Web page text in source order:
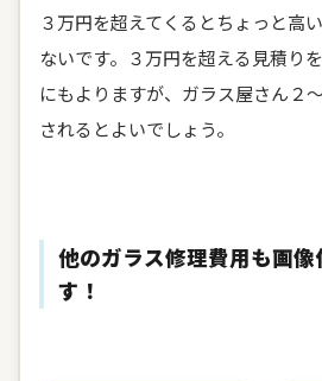
３万円を超えてくるとちょっと高
ないです。３万円を超える見積り
にもよりますが、ガラス屋さん２
されるとよいでしょう。
他のガラス修理費用も画
す！